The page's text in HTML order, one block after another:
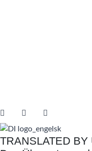
TRANSLATED BY